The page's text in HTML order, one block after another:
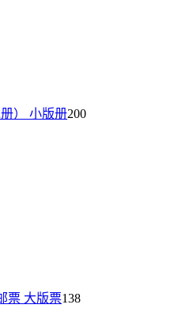
） 小版册200
票 大版票138